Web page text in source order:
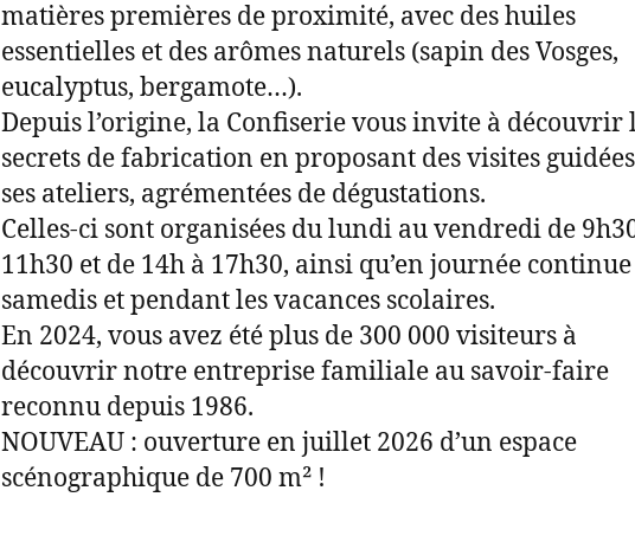
matières premières de proximité, avec des huiles
essentielles et des arômes naturels (sapin des Vosges,
eucalyptus, bergamote…).
Depuis l’origine, la Confiserie vous invite à découvrir
secrets de fabrication en proposant des visites
ses ateliers, agrémentées de dégustations.
Celles-ci sont organisées du lundi au vendredi de
11h30 et de 14h à 17h30, ainsi qu’en journée
samedis et pendant les vacances scolaires.
En 2024, vous avez été plus de 300 000 visiteurs à
découvrir notre entreprise familiale au savoir-faire
reconnu depuis 1986.
NOUVEAU : ouverture en juillet 2026 d’un espace
scénographique de 700 m² !